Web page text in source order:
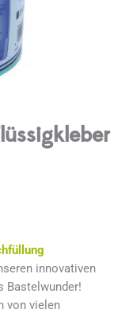
innovativen
Bastelwunder!
von vielen